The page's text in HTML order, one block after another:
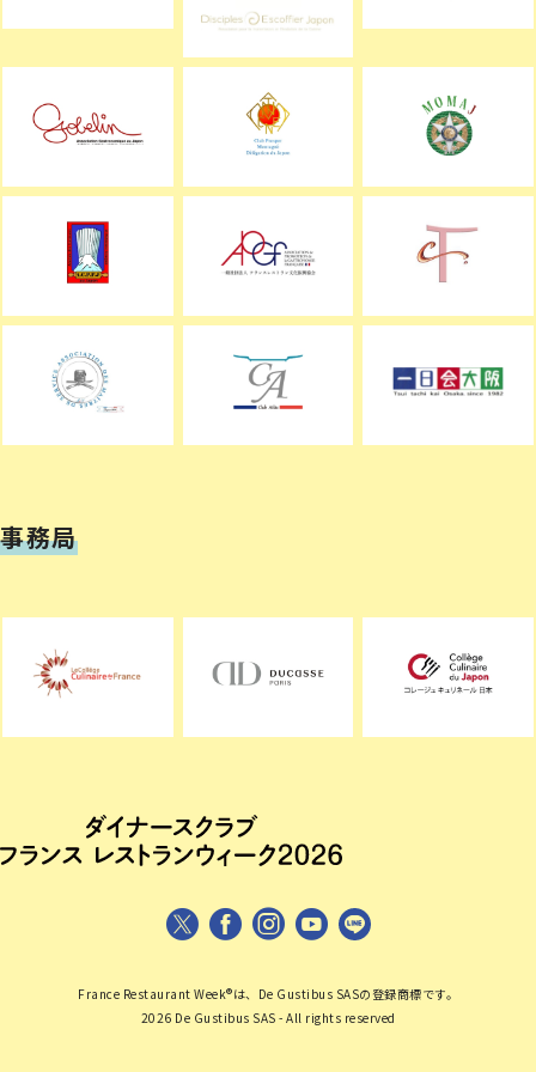
事務局
France Restaurant Week®は、De Gustibus SASの登録商標です。
2026 De Gustibus SAS - All rights reserved